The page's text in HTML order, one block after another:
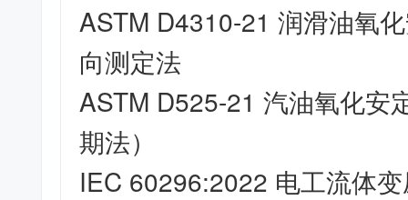
ASTM D4310-21 润滑油氧
向测定法
ASTM D525-21 汽油氧化安
期法）
IEC 60296:2022 电工流体